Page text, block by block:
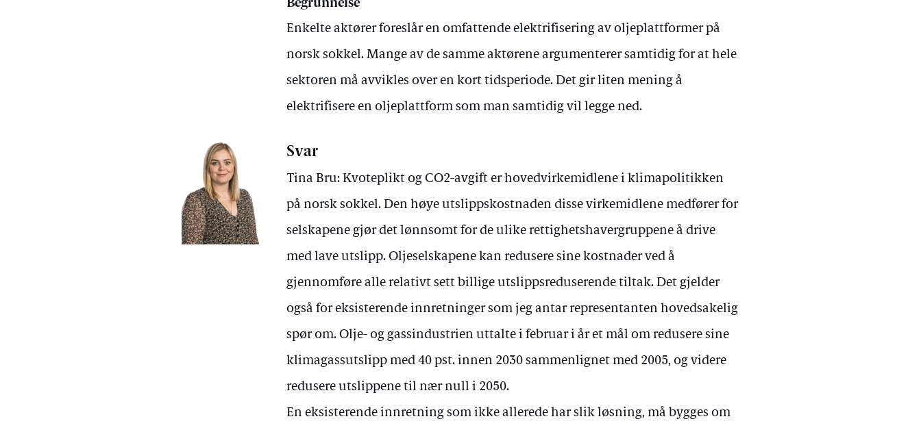
Begrunnelse
Enkelte aktører foreslår en omfattende elektrifisering av oljeplattformer på
norsk sokkel. Mange av de samme aktørene argumenterer samtidig for at hele
sektoren må avvikles over en kort tidsperiode. Det gir liten mening å
elektrifisere en oljeplattform som man samtidig vil legge ned.
Svar
Tina Bru: Kvoteplikt og CO2-avgift er hovedvirkemidlene i klimapolitikken
på norsk sokkel. Den høye utslippskostnaden disse virkemidlene medfører for
selskapene gjør det lønnsomt for de ulike rettighetshavergruppene å drive
med lave utslipp. Oljeselskapene kan redusere sine kostnader ved å
gjennomføre alle relativt sett billige utslippsreduserende tiltak. Det gjelder
også for eksisterende innretninger som jeg antar representanten hovedsakelig
spør om. Olje- og gassindustrien uttalte i februar i år et mål om redusere sine
klimagassutslipp med 40 pst. innen 2030 sammenlignet med 2005, og videre
redusere utslippene til nær null i 2050.
En eksisterende innretning som ikke allerede har slik løsning, må bygges om